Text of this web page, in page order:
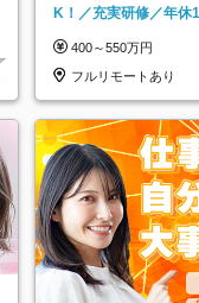
K！／充実研修／年休
400～550万円
フルリモートあり